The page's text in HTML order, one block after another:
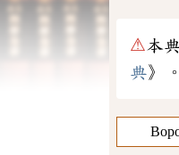
⚠本
典》。